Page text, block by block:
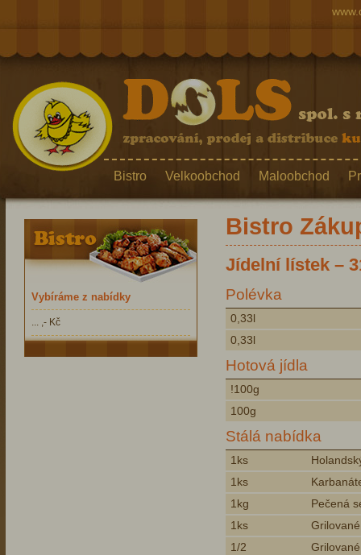
Bistro
Jídelní lístek –
Polévka
0,33l
0,33l
Hotová jídla
!100g
100g
Stálá nabídka
1ks
1ks
1kg
Pečená
1ks
1/2
Vybíráme z nabídky
... ,- Kč
Bistro Velkoobchod Maloobchod